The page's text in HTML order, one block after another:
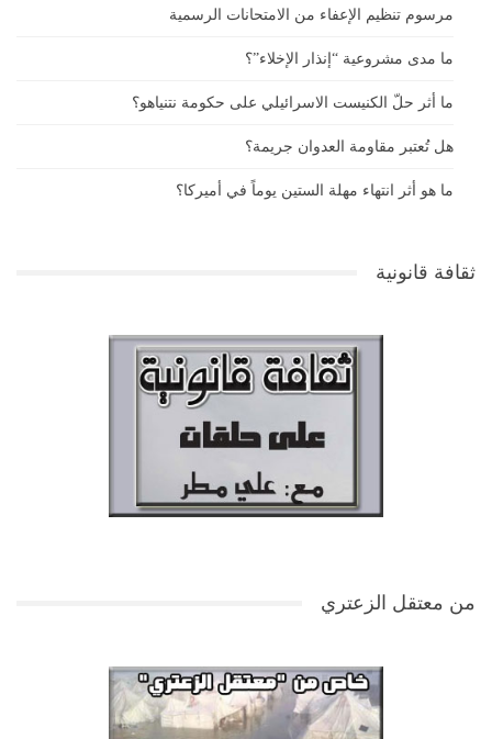
مرسوم تنظيم الإعفاء من الامتحانات الرسمية
ما مدى مشروعية “إنذار الإخلاء”؟
ما أثر حلّ الكنيست الاسرائيلي على حكومة نتنياهو؟
هل تُعتبر مقاومة العدوان جريمة؟
ما هو أثر انتهاء مهلة الستين يوماً في أميركا؟
ثقافة قانونية
من معتقل الزعتري